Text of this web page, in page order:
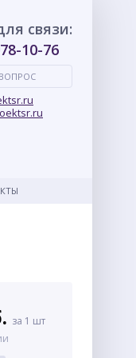
связи:
10-76
за 1 шт